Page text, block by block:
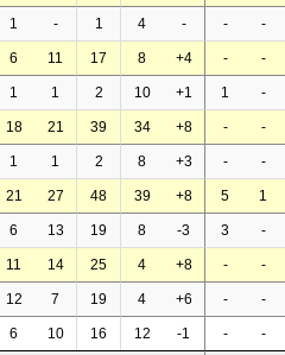
1 - 1 4 - - -
6 11 17 8 +4 - -
1 1 2 10 +1 1 -
18 21 39 34 +8 - -
1 1 2 8 +3 - -
21 27 48 39 +8 5 1
6 13 19 8 -3 3 -
11 14 25 4 +8 - -
12 7 19 4 +6 - -
6 10 16 12 -1 - -